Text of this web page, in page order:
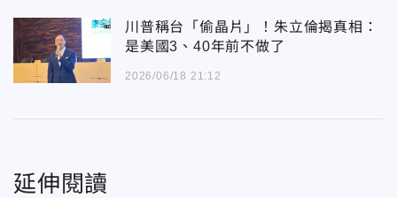
川普稱台「偷晶片」！朱立倫揭真相：
是美國3、40年前不做了
2026/06/18 21:12
延伸閱讀